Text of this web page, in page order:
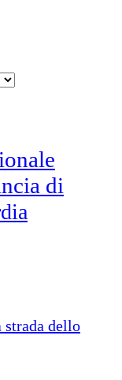
di
strada dello